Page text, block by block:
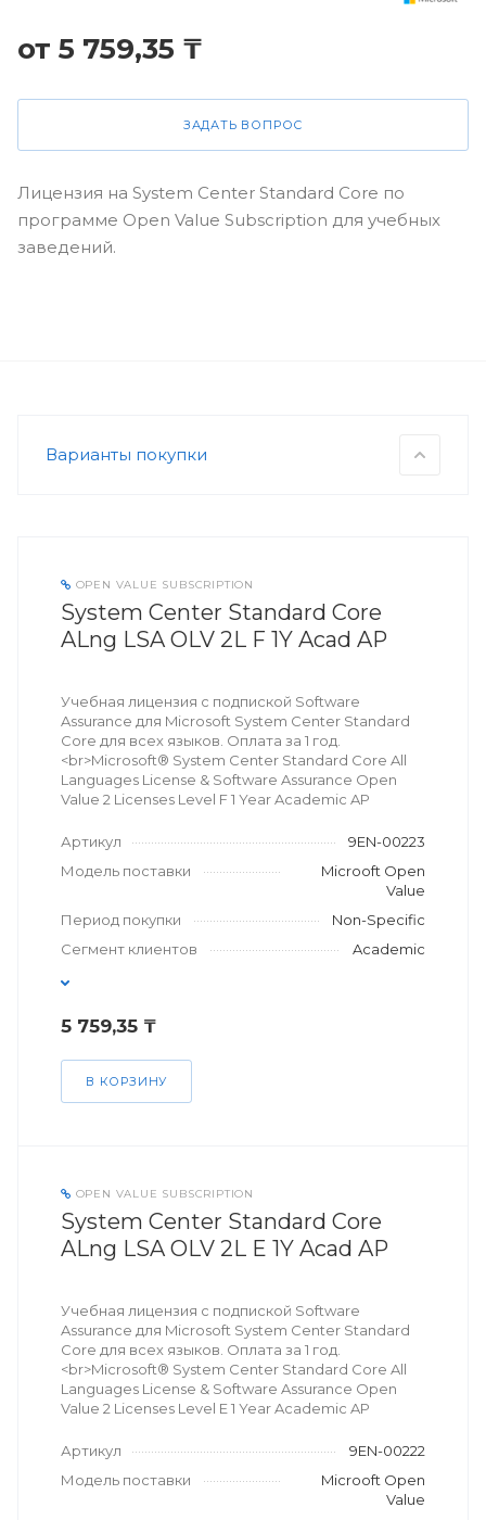
от 5 759,35 ₸
ЗАДАТЬ ВОПРОС
Лицензия на System Center Standard Core по
программе Open Value Subscription для учебных
заведений.
Варианты покупки
OPEN VALUE SUBSCRIPTION
System Center Standard Core
ALng LSA OLV 2L F 1Y Acad AP
Учебная лицензия с подпиской Software
Assurance для Microsoft System Center Standard
Core для всех языков. Оплата за 1 год.
<br>Microsoft® System Center Standard Core All
Languages License & Software Assurance Open
Value 2 Licenses Level F 1 Year Academic AP
Артикул
9EN-00223
Модель поставки
Microoft Open
Value
Период покупки
Non-Specific
Сегмент клиентов
Academic
5 759,35 ₸
В КОРЗИНУ
OPEN VALUE SUBSCRIPTION
System Center Standard Core
ALng LSA OLV 2L E 1Y Acad AP
Учебная лицензия с подпиской Software
Assurance для Microsoft System Center Standard
Core для всех языков. Оплата за 1 год.
<br>Microsoft® System Center Standard Core All
Languages License & Software Assurance Open
Value 2 Licenses Level E 1 Year Academic AP
Артикул
9EN-00222
Модель поставки
Microoft Open
Value